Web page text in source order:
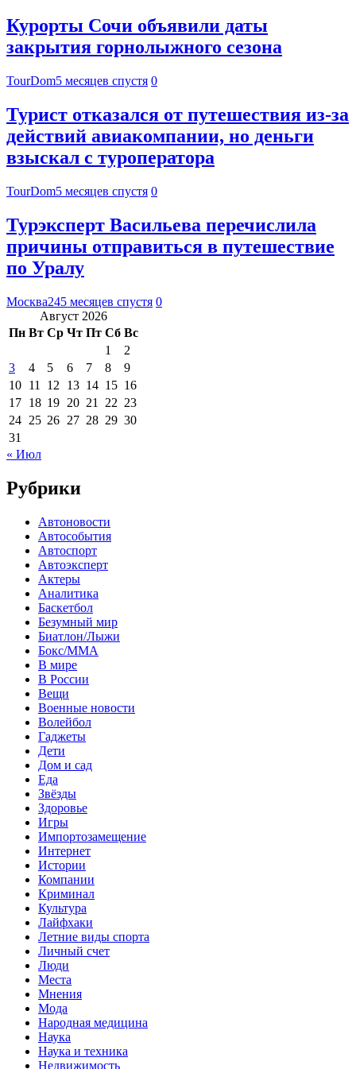
Курорты Сочи объявили даты
закрытия горнолыжного сезона
TourDom5 месяцев спустя 0
Турист отказался от путешествия из-за
действий авиакомпании, но деньги
взыскал с туроператора
TourDom5 месяцев спустя 0
Турэксперт Васильева перечислила
причины отправиться в путешествие
по Уралу
Москва245 месяцев спустя 0
Август 2026
Пн Вт Ср Чт Пт Сб Вс
1
2
3
4 5 6 7 8
9
10 11 12 13 14 15 16
17 18 19 20 21 22 23
24 25 26 27 28 29 30
31
« Июл
Рубрики
Автоновости
Автособытия
Автоспорт
Автоэксперт
Актеры
Аналитика
Баскетбол
Безумный мир
Биатлон/Лыжи
Бокс/MMA
В мире
В России
Вещи
Военные новости
Волейбол
Гаджеты
Дети
Дом и сад
Еда
Звёзды
Здоровье
Игры
Импортозамещение
Интернет
Истории
Компании
Криминал
Культура
Лайфхаки
Летние виды спорта
Личный счет
Люди
Места
Мнения
Мода
Народная медицина
Наука
Наука и техника
Недвижимость